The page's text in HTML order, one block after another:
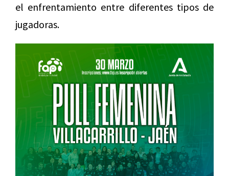
el enfrentamiento entre diferentes tipos de
jugadoras.